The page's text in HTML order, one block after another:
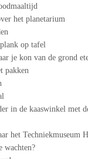
het planetarium
op tafel
je kon van de grond
pakken
in de kaaswinkel met
het Techniekmuseum
wachten?